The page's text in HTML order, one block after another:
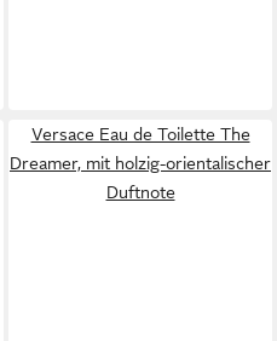
Versace Eau de Toilette The
Dreamer, mit holzig-orientalischer
Duftnote